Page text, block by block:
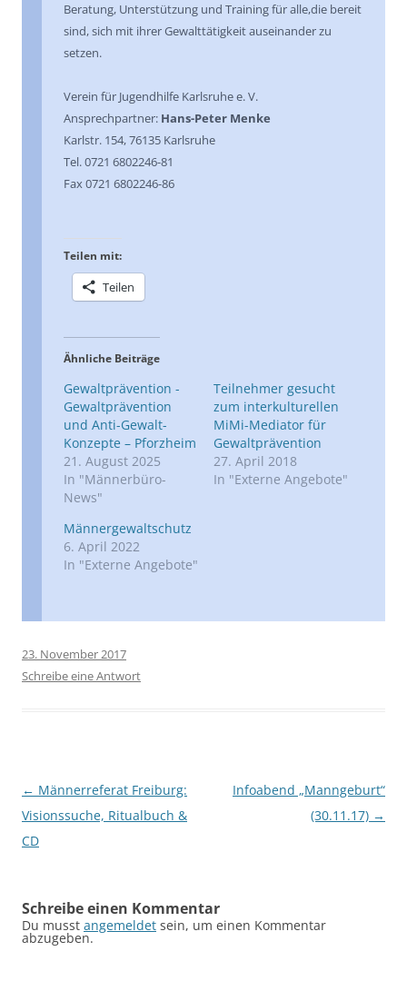
Beratung, Unter­stüt­zung und Training für alle,die bereit
sind, sich mit ihrer Gewalt­tä­tig­keit ausein­an­der zu
setzen.
Verein für Jugend­hilfe Karlsruhe e. V.
Ansprech­part­ner: Hans-Peter Menke
Karlstr. 154, 76135 Karlsruhe
Tel. 0721 6802246-81
Fax 0721 6802246-86
Teilen mit:
Teilen
Ähnliche Beiträge
Gewaltprävention -
Gewaltprävention
und Anti-Gewalt-
Konzepte – Pforzheim
21. August 2025
In "Männerbüro-
News"
Teilnehmer gesucht
zum interkulturellen
MiMi-Mediator für
Gewaltprävention
27. April 2018
In "Externe Angebote"
Männergewaltschutz
6. April 2022
In "Externe Angebote"
23. November 2017
Schreibe eine Antwort
Beitragsnavigation
← Männerreferat Freiburg:
Visionssuche, Ritualbuch &
CD
Infoabend „Manngeburt“
(30.11.17) →
Schreibe einen Kommentar
Du musst angemeldet sein, um einen Kommentar
abzugeben.